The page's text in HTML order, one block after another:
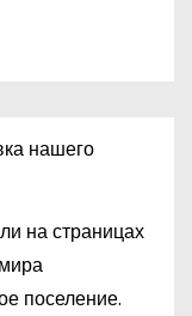
нашего
на страницах
поселение.